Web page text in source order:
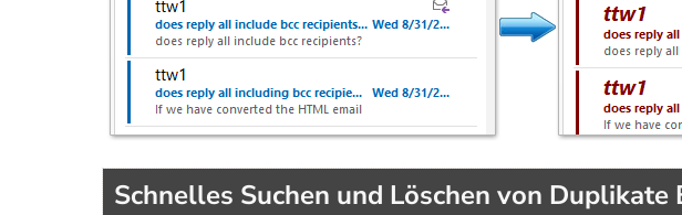
Schnelles Suchen und Löschen von